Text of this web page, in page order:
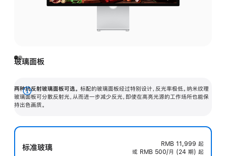
玻璃面板
两种抗反射玻璃面板可选。 标配的玻璃面板经过特别设计，反光率极低。纳米纹理
玻璃面板可分散反射光，从而进一步减少反光，即使在高亮光源的工作场所也能保
持出色画质。
展
开
标准玻璃 RMB 11,999 起
或 RMB 500/月 (24 期) 起